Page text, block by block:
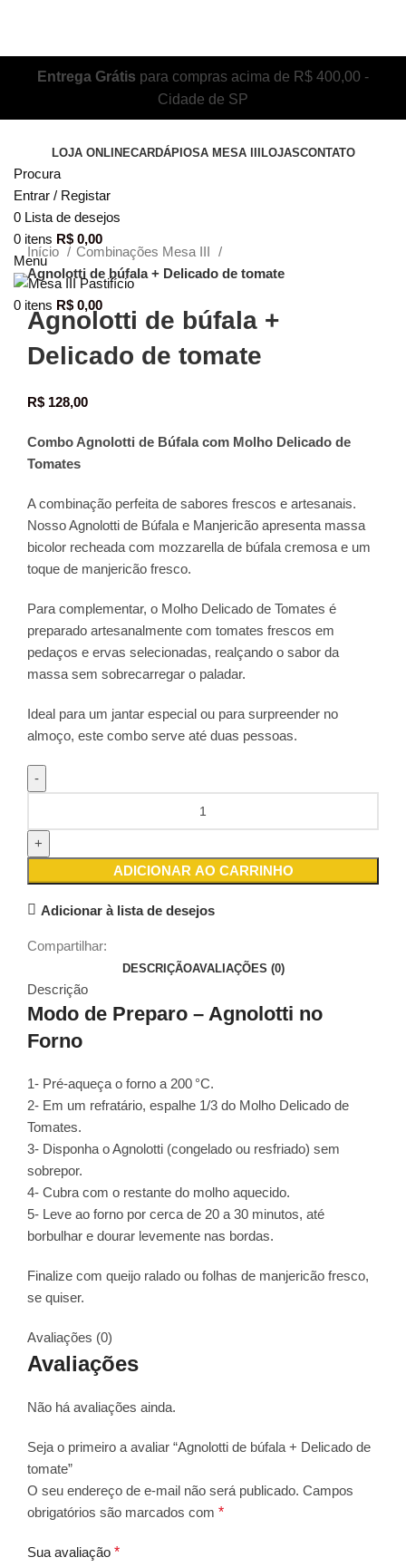
Entrega Grátis para compras acima de R$ 400,00 -
Cidade de SP
LOJA ONLINECARDÁPIOSA MESA III LOJASCONTATO
Procura
Entrar / Registar
0 Lista de desejos
0 itens R$ 0,00
Menu
0 itens R$ 0,00
Início
Combinações Mesa III
Agnolotti de búfala + Delicado de tomate
Agnolotti de búfala +
Delicado de tomate
R$ 128,00
Combo Agnolotti de Búfala com Molho Delicado de
Tomates
A combinação perfeita de sabores frescos e artesanais.
Nosso Agnolotti de Búfala e Manjericão apresenta massa
bicolor recheada com mozzarella de búfala cremosa e um
toque de manjericão fresco.
Para complementar, o Molho Delicado de Tomates é
preparado artesanalmente com tomates frescos em
pedaços e ervas selecionadas, realçando o sabor da
massa sem sobrecarregar o paladar. ​
Ideal para um jantar especial ou para surpreender no
almoço, este combo serve até duas pessoas.
ADICIONAR AO CARRINHO
Adicionar à lista de desejos
Compartilhar:
DESCRIÇÃOAVALIAÇÕES (0)
Descrição
Modo de Preparo – Agnolotti no
Forno
1- Pré-aqueça o forno a 200 °C.
2- Em um refratário, espalhe 1/3 do Molho Delicado de
Tomates.
3- Disponha o Agnolotti (congelado ou resfriado) sem
sobrepor.
4- Cubra com o restante do molho aquecido.
5- Leve ao forno por cerca de 20 a 30 minutos, até
borbulhar e dourar levemente nas bordas.
Finalize com queijo ralado ou folhas de manjericão fresco,
se quiser.
Avaliações (0)
Avaliações
Não há avaliações ainda.
Seja o primeiro a avaliar “Agnolotti de búfala + Delicado de
tomate”
O seu endereço de e-mail não será publicado. Campos
obrigatórios são marcados com *
Sua avaliação *